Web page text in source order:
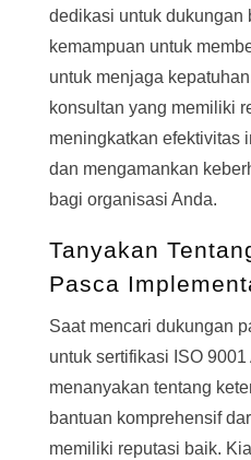
dedikasi untuk dukungan
kemampuan untuk
untuk menjaga
konsultan yang memiliki
meningkatkan efektivitas
dan mengamankan
bagi organisasi Anda.
Tanyakan
Pasca
Saat mencari dukungan
untuk sertifikasi ISO
menanyakan tentang
bantuan komprehensif
memiliki reputasi baik.